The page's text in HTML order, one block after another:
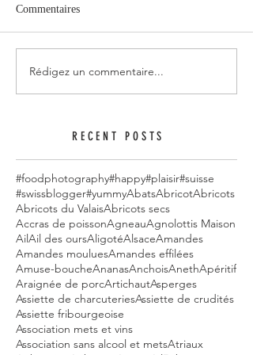
Commentaires
Rédigez un commentaire...
RECENT POSTS
#foodphotography#happy#plaisir#suisse
#swissblogger#yummyAbatsAbricotAbricots
Abricots du ValaisAbricots secs
Accras de poissonAgneauAgnolottis Maison
AilAil des oursAligotéAlsaceAmandes
Amandes mouluesAmandes effilées
Amuse-boucheAnanasAnchoisAnethApéritif
Araignée de porcArtichautAsperges
Assiette de charcuteriesAssiette de crudités
Assiette fribourgeoise
Association mets et vins
Association sans alcool et metsAtriaux